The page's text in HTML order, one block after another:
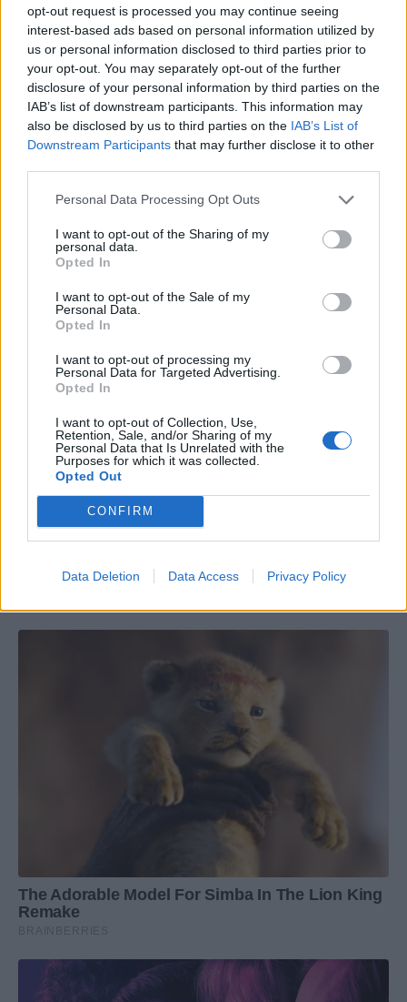
opt-out request is processed you may continue seeing
interest-based ads based on personal information utilized by
us or personal information disclosed to third parties prior to
your opt-out. You may separately opt-out of the further
disclosure of your personal information by third parties on the
IAB’s list of downstream participants. This information may
also be disclosed by us to third parties on the IAB’s List of
Downstream Participants that may further disclose it to other
Personal Data Processing Opt Outs
I want to opt-out of the Sharing of my
personal data.
Opted In
I want to opt-out of the Sale of my
Personal Data.
Opted In
I want to opt-out of processing my
Personal Data for Targeted Advertising.
Opted In
I want to opt-out of Collection, Use,
Retention, Sale, and/or Sharing of my
Personal Data that Is Unrelated with the
Purposes for which it was collected.
Opted Out
CONFIRM
Data Deletion Data Access Privacy Policy